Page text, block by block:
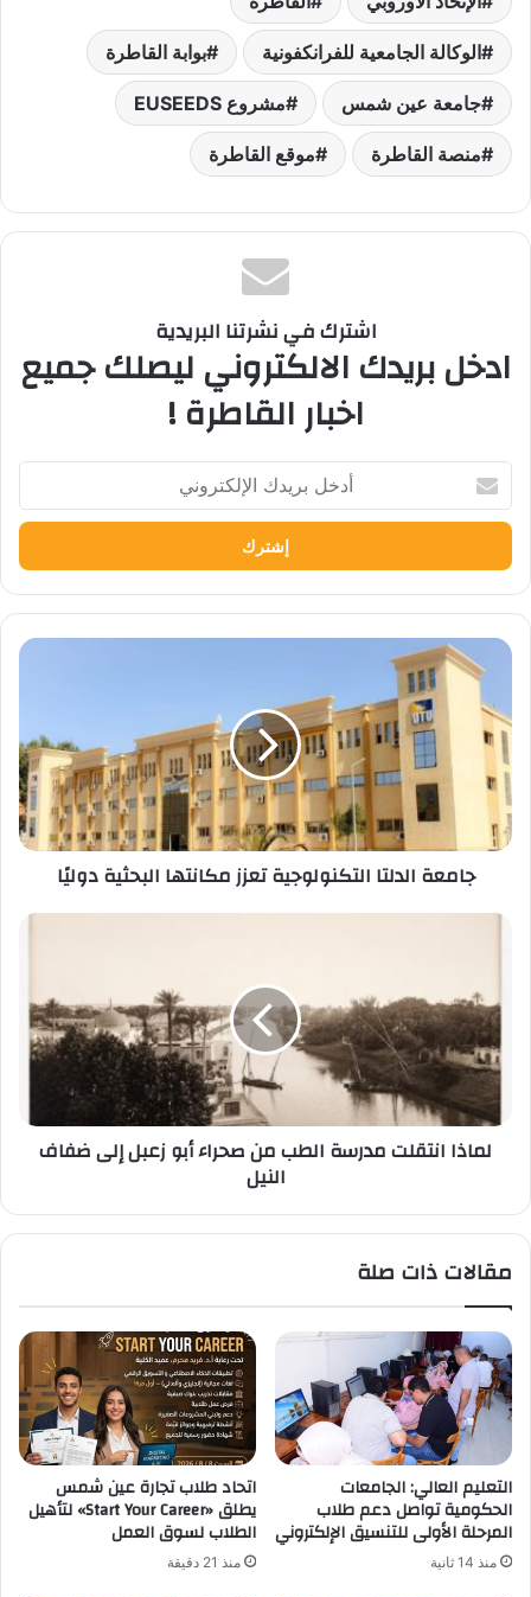
الوكالة الجامعية للفرانكفونية بوابة القاطرة
جامعة عين شمس مشروع EUSEEDS
منصة القاطرة موقع القاطرة
اشترك في نشرتنا البريدية
ادخل بريدك الالكتروني ليصلك جميع
اخبار القاطرة !
بريدك
الإلكتروني
جامعة
الدلتا
التكنولوجية
تعزز
مكانتها
البحثية
دوليًا
جامعة الدلتا التكنولوجية تعزز مكانتها البحثية دوليًا
الطب
من
صحراء
أبو
زعبل
إلى
ضفافلماذا انتقلت مدرسة الطب من صحراء أبو زعبل إلى ضفاف
النيل
مقالات ذات صلة
التعليم العالي: الجامعات
الحكومية تواصل دعم طلاب
المرحلة الأولى للتنسيق الإلكتروني
منذ 14 ثانية
اتحاد طلاب تجارة عين شمس
يطلق «Start Your Career» لتأهيل
الطلاب لسوق العمل
منذ 21 دقيقة